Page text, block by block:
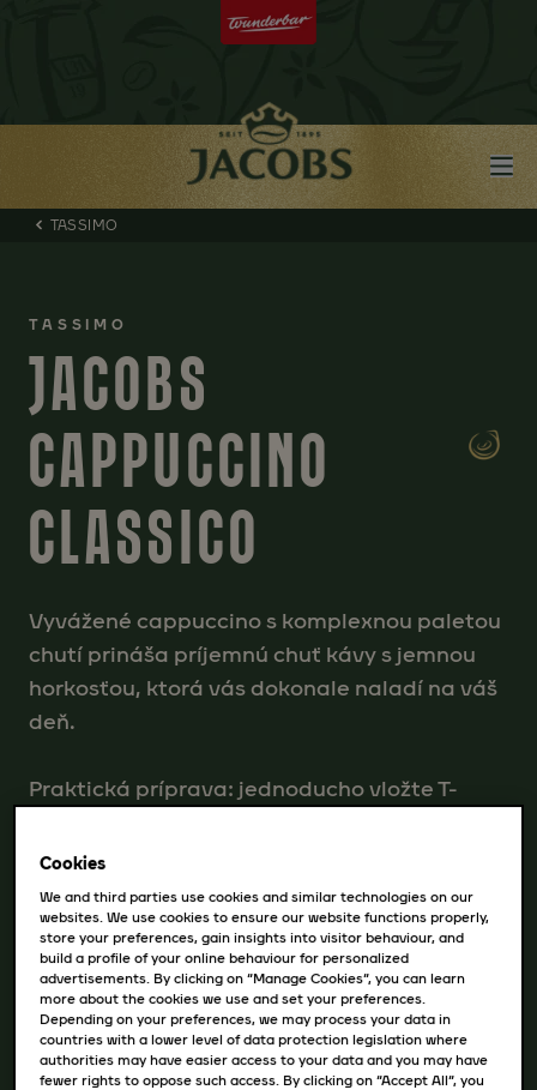
TASSIMO
TASSIMO
JACOBS
CAPPUCCINO
CLASSICO
Vyvážené cappuccino s komplexnou paletou
chutí prináša príjemnú chuť kávy s jemnou
horkosťou, ktorá vás dokonale naladí na váš
deň.
Praktická príprava: jednoducho vložte T-
kávovar TASSIMO vám pripraví lahodnú
kávu.
Dostupné varianty
8 nápojov
Cookies
We and third parties use cookies and similar technologies on our
websites. We use cookies to ensure our website functions properly,
store your preferences, gain insights into visitor behaviour, and
build a profile of your online behaviour for personalized
advertisements. By clicking on “Manage Cookies”, you can learn
more about the cookies we use and set your preferences.
Depending on your preferences, we may process your data in
countries with a lower level of data protection legislation where
authorities may have easier access to your data and you may have
fewer rights to oppose such access. By clicking on “Accept All”, you